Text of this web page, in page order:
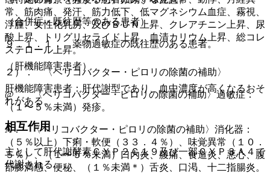
（合併症・既往歴等のある患者）
９．１．１． 薬物過敏症の既往歴のある患者。
（肝機能障害患者）
肝機能障害患者：肝代謝型であり、血中濃度が高くなるおそ
れがある。
相互作用
主として肝代謝酵素ＣＹＰ２Ｃ１９及び一部ＣＹＰ３Ａ４で
代謝される。
常、筋肉痛、発汗、筋力低下、低マグネシウム血症、霧視、
浮腫、女性化乳房、及びＢＵＮ上昇、クレアチニン上昇、尿
酸上昇、トリグリセライド上昇、血清カリウム上昇、総コレ
ステロール上昇。
２）． 〈ヘリコバクター・ピロリの除菌の補助〉
@． 〈ヘリコバクター・ピロリの除菌の補助〉過敏症：
（１〜５％未満）発疹。
A． 〈ヘリコバクター・ピロリの除菌の補助〉消化器：
（５％以上）下痢・軟便（３３．４％）、味覚異常（１０．
５％）、（１〜５％未満）口内炎、腹痛、食道炎、悪心、腹
部膨満感、便秘、（１％未満＊）舌炎、口渇、十二指腸炎。